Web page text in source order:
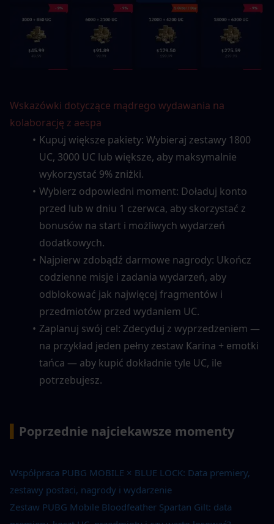
Wskazówki dotyczące mądrego wydawania na
kolaborację z aespa
Kupuj większe pakiety: Wybieraj zestawy 1800
UC, 3000 UC lub większe, aby maksymalnie
wykorzystać 9% zniżki.
Wybierz odpowiedni moment: Doładuj konto
przed lub w dniu 1 czerwca, aby skorzystać z
bonusów na start i możliwych wydarzeń
dodatkowych.
Najpierw zdobądź darmowe nagrody: Ukończ
codzienne misje i zadania wydarzeń, aby
odblokować jak najwięcej fragmentów i
przedmiotów przed wydaniem UC.
Zaplanuj swój cel: Zdecyduj z wyprzedzeniem —
na przykład jeden pełny zestaw Karina + emotki
tańca — aby kupić dokładnie tyle UC, ile
potrzebujesz.
Poprzednie najciekawsze momenty
Współpraca PUBG MOBILE × BLUE LOCK: Data premiery,
zestawy postaci, nagrody i wydarzenie
Zestaw PUBG Mobile Bloodfeather Spartan Gilt: data